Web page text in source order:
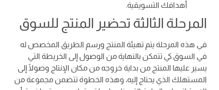
أهدافك التسويقية.
المرحلة الثالثة تحضير المنتج للسوق
في هذه المرحلة يتم تهيئة المنتج ورسم الطريق المخصص له
في السوق كي تتمكن بالنهاية من الوصول إلى الخريطة التي
يسير عليها المنتج من بداية خروجه من مكان الإنتاج وصولًا إلى
المستهلك الذي يحتاج إليه، وهذه الخطوة تتضمن مجموعة من